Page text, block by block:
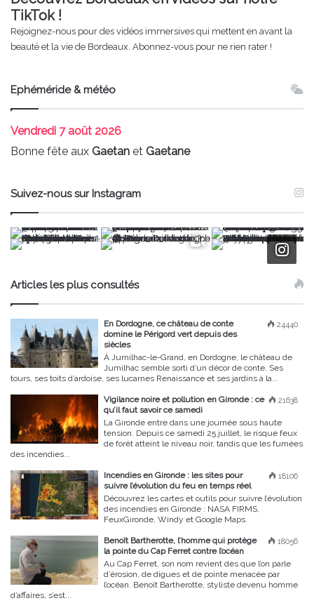
TikTok !
Rejoignez-nous pour des vidéos immersives qui mettent en avant la
beauté et la vie de Bordeaux. Abonnez-vous pour ne rien rater !
Ephéméride & météo
Vendredi 7 août 2026
Bonne fête aux Gaetan et Gaetane
Suivez-nous sur Instagram
Articles les plus consultés
24440
En Dordogne, ce château de conte
domine le Périgord vert depuis des
siècles
À Jumilhac-le-Grand, en Dordogne, le château de
Jumilhac semble sorti d’un décor de conte. Ses
tours, ses toits d’ardoise, ses lucarnes Renaissance et ses jardins à la...
21638
Vigilance noire et pollution en Gironde : ce
qu’il faut savoir ce samedi
La Gironde entre dans une journée sous haute
tension. Depuis ce samedi 25 juillet, le risque feux
de forêt atteint le niveau noir, tandis que les fumées
des incendies...
18106
Incendies en Gironde : les sites pour
suivre l’évolution du feu en temps réel
Découvrez les cartes et outils pour suivre l’évolution
des incendies en Gironde : NASA FIRMS,
FeuxGironde, Windy et Google Maps.
18056
Benoît Bartherotte, l’homme qui protège
la pointe du Cap Ferret contre l’océan
Au Cap Ferret, son nom revient dès que l’on parle
d’érosion, de digues et de pointe menacée par
l’océan. Benoît Bartherotte, styliste devenu homme
d’affaires, s’est...